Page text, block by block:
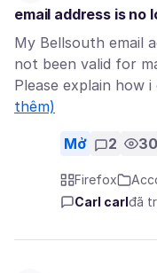
email address is no
My Bellsouth email
not been valid for
Please explain how
thêm)
Mở 2 30
Firefox
Carl carl đã